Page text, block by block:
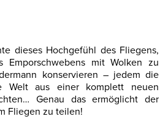
dieses Hochgefühl des Fliegens,
Emporschwebens mit Wolken zu
konservieren – jedem die
Welt aus einer komplett neuen
Genau das ermöglicht der
Fliegen zu teilen!